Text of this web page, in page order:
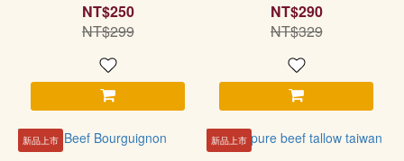
NT$250
NT$299
NT$290
NT$329
新品上市 新品上市